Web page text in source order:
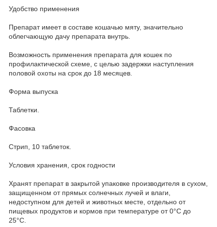
Удобство применения
Препарат имеет в составе кошачью мяту, значительно
облегчающую дачу препарата внутрь.
Возможность применения препарата для кошек по
профилактической схеме, с целью задержки наступления
половой охоты на срок до 18 месяцев.
Форма выпуска
Таблетки.
Фасовка
Стрип, 10 таблеток.
Условия хранения, срок годности
Хранят препарат в закрытой упаковке производителя в сухом,
защищенном от прямых солнечных лучей и влаги,
недоступном для детей и животных месте, отдельно от
пищевых продуктов и кормов при температуре от 0°С до
25°С.